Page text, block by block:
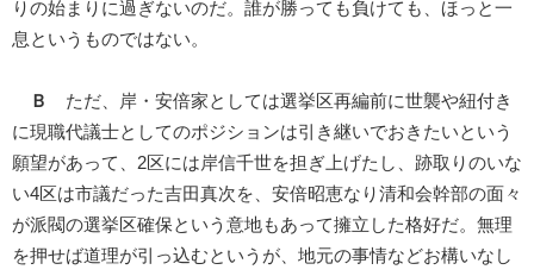
りの始まりに過ぎないのだ。誰が勝っても負けても、ほっと一
息というものではない。
Ｂ
ただ、岸・安倍家としては選挙区再編前に世襲や紐付き
に現職代議士としてのポジションは引き継いでおきたいという
願望があって、2区には岸信千世を担ぎ上げたし、跡取りのいな
い4区は市議だった吉田真次を、安倍昭恵なり清和会幹部の面々
が派閥の選挙区確保という意地もあって擁立した格好だ。無理
を押せば道理が引っ込むというが、地元の事情などお構いなし